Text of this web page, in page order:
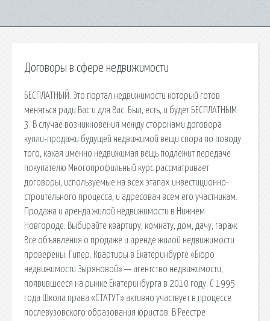
Договоры в сфере недвижимости
БЕСПЛАТНЫЙ. Это портал недвижимости который готов
меняться ради Вас и для Вас. Был, есть, и будет БЕСПЛАТНЫМ.
3. В случае возникновения между сторонами договора
купли-продажи будущей недвижимой вещи спора по поводу
того, какая именно недвижимая вещь подлежит передаче
покупателю Многопрофильный курс рассматривает
договоры, используемые на всех этапах инвестиционно-
строительного процесса, и адресован всем его участникам.
Продажа и аренда жилой недвижимости в Нижнем
Новгороде. Выбирайте квартиру, комнату, дом, дачу, гараж.
Все объявления о продаже и аренде жилой недвижимости
проверены. Гипер. Квартиры в Екатеринбурге «Бюро
недвижимости Зыряновой» — агентство недвижимости,
появившееся на рынке Екатеринбурга в 2010 году. С 1995
года Школа права «СТАТУТ» активно участвует в процессе
послевузовского образования юристов. В Реестре